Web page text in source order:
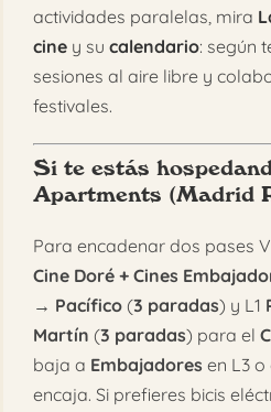
actividades paralelas, mira
ciney su calendario: según
sesiones al aire libre y
festivales.
Si te estás
Apartments (Madrid
Para encadenar dos pases
Cine Doré + Cines
→ Pacífico(3 paradas) y L1
Martín (3 paradas) para el
baja a Embajadores en L3
encaja. Si prefieres bicis